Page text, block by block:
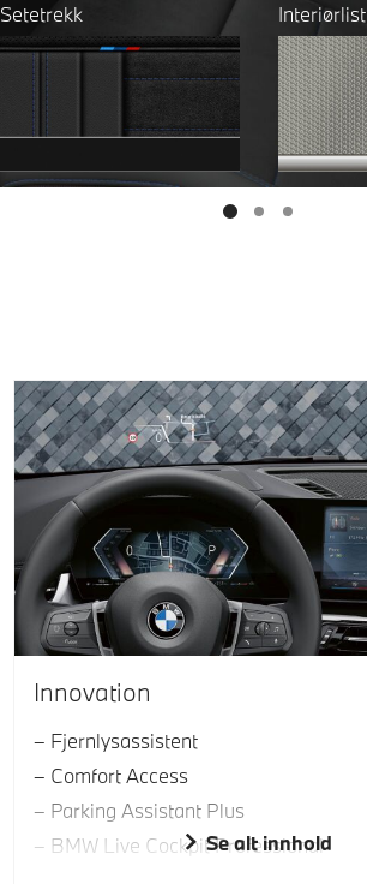
Setetrekk
Innovation
Fjernlysassistent
Comfort Access
Parking Assistant Plus
BMW Live Cockpit Professional
Se alt innhold